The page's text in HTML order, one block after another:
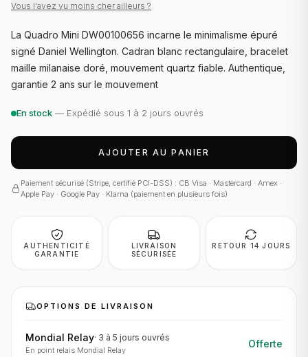
Vous l'avez vu moins cher ailleurs ?
La Quadro Mini DW00100656 incarne le minimalisme épuré
signé Daniel Wellington. Cadran blanc rectangulaire, bracelet
maille milanaise doré, mouvement quartz fiable. Authentique,
garantie 2 ans sur le mouvement
En stock — Expédié sous 1 à 2 jours ouvrés
AJOUTER AU PANIER
Paiement sécurisé (Stripe, certifié PCI-DSS) : CB Visa · Mastercard · Amex ·
Apple Pay · Google Pay · Klarna (paiement en plusieurs fois)
AUTHENTICITÉ
GARANTIE
LIVRAISON
SÉCURISÉE
RETOUR 14 JOURS
OPTIONS DE LIVRAISON
Mondial Relay· 3 à 5 jours ouvrés
En point relais Mondial Relay
Offerte